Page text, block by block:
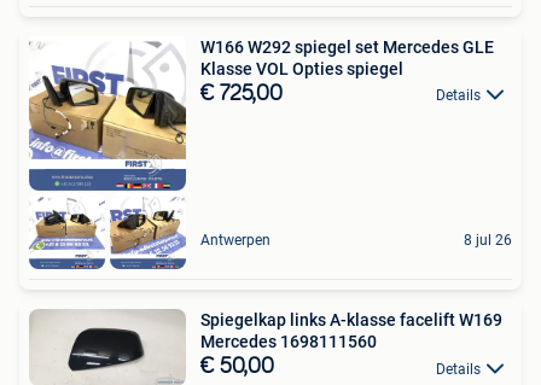
W166 W292 spiegel set Mercedes GLE
Klasse VOL Opties spiegel
€ 725,00 Details
Antwerpen 8 jul 26
Spiegelkap links A-klasse facelift W169
Mercedes 1698111560
€ 50,00 Details